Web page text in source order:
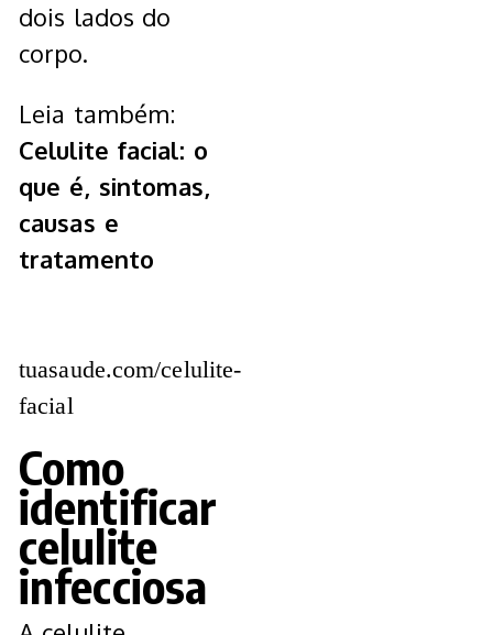
dois lados do
corpo.
Leia também:
Celulite facial: o
que é, sintomas,
causas e
tratamento
tuasaude.com/celulite-
facial
Como
identificar
celulite
infecciosa